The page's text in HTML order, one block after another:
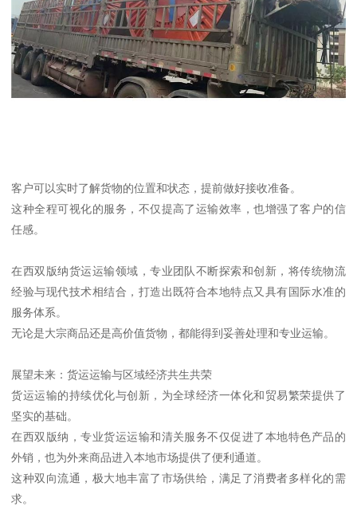
客户可以实时了解货物的位置和状态，提前做好接收准备。
这种全程可视化的服务，不仅提高了运输效率，也增强了客户的信
任感。
在西双版纳货运运输领域，专业团队不断探索和创新，将传统物流
经验与现代技术相结合，打造出既符合本地特点又具有国际水准的
服务体系。
无论是大宗商品还是高价值货物，都能得到妥善处理和专业运输。
展望未来：货运运输与区域经济共生共荣
货运运输的持续优化与创新，为全球经济一体化和贸易繁荣提供了
坚实的基础。
在西双版纳，专业货运运输和清关服务不仅促进了本地特色产品的
外销，也为外来商品进入本地市场提供了便利通道。
这种双向流通，极大地丰富了市场供给，满足了消费者多样化的需
求。